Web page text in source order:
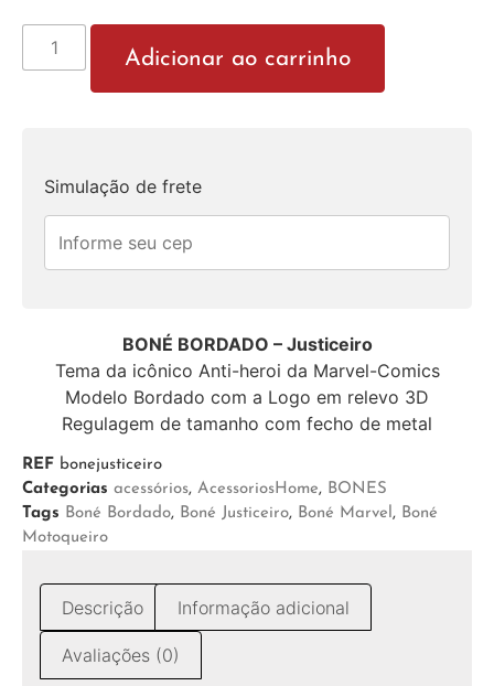
Adicionar ao carrinho
Simulação de frete
BONÉ BORDADO – Justiceiro
Tema da icônico Anti-heroi da Marvel-Comics
Modelo Bordado com a Logo em relevo 3D
Regulagem de tamanho com fecho de metal
REF bonejusticeiro
Categorias acessórios, AcessoriosHome, BONES
Tags Boné Bordado, Boné Justiceiro, Boné Marvel , Boné
Motoqueiro
Descrição Informação adicional
Avaliações (0)